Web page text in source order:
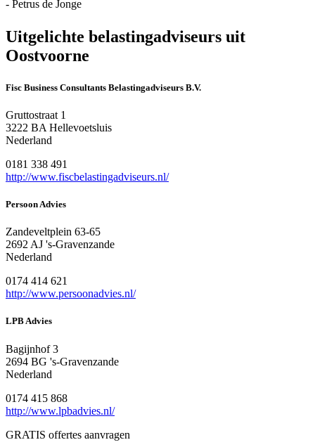
- Petrus de Jonge
Uitgelichte belastingadviseurs uit
Oostvoorne
Fisc Business Consultants Belastingadviseurs B.V.
Gruttostraat 1
3222 BA Hellevoetsluis
Nederland
0181 338 491
http://www.fiscbelastingadviseurs.nl/
Persoon Advies
Zandeveltplein 63-65
2692 AJ 's-Gravenzande
Nederland
0174 414 621
http://www.persoonadvies.nl/
LPB Advies
Bagijnhof 3
2694 BG 's-Gravenzande
Nederland
0174 415 868
http://www.lpbadvies.nl/
GRATIS offertes aanvragen